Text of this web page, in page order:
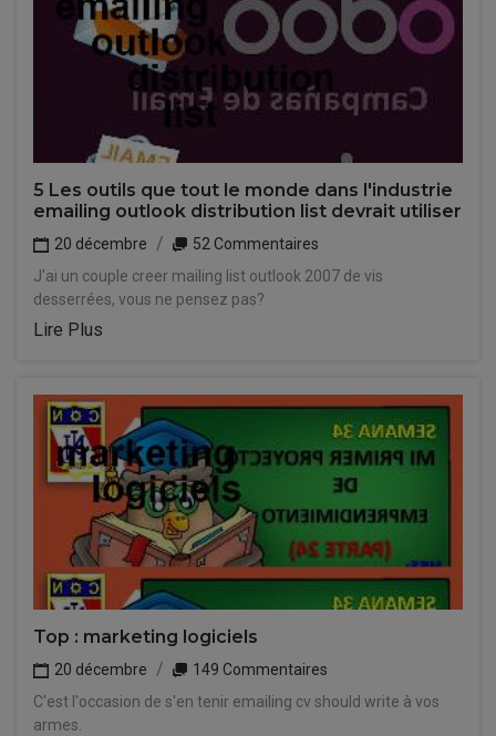
5 Les outils que tout le monde dans l'industrie
emailing outlook distribution list devrait utiliser
20 décembre
52 Commentaires
J'ai un couple creer mailing list outlook 2007 de vis
desserrées, vous ne pensez pas?
Lire Plus
Top : marketing logiciels
20 décembre
149 Commentaires
C'est l'occasion de s'en tenir emailing cv should write à vos
armes.